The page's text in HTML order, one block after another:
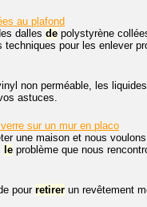
au plafond
dalles de polystyrène
pour les enlever
non perméable, les
astuces.
verre sur un mur en placo
une maison et nous
le problème que nous
pour retirer un revêtement